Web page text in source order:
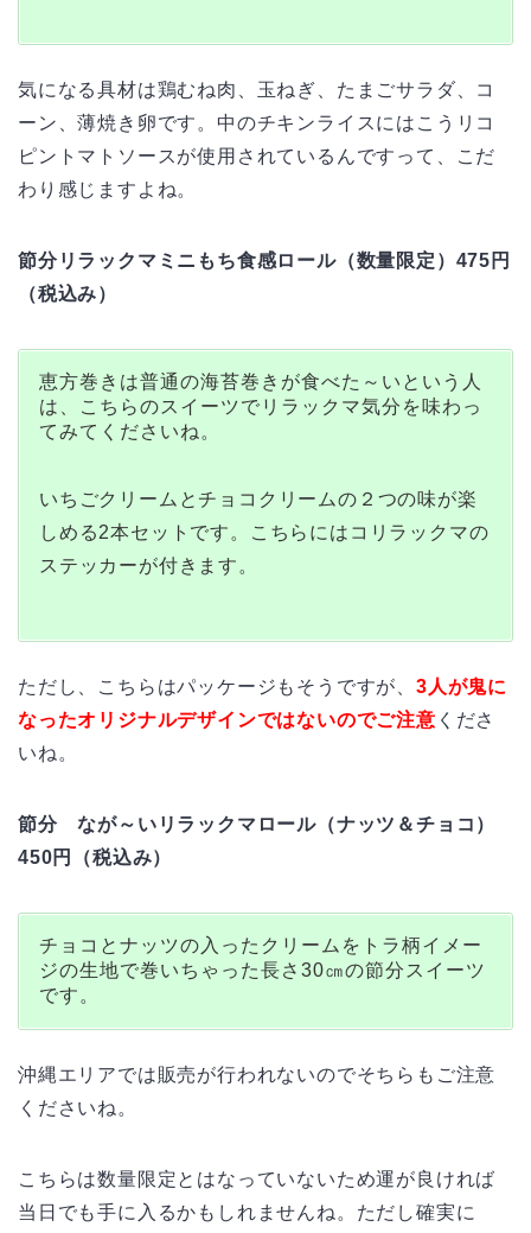
気になる具材は鶏むね肉、玉ねぎ、たまごサラダ、コ
ーン、薄焼き卵です。中のチキンライスにはこうリコ
ピントマトソースが使用されているんですって、こだ
わり感じますよね。
節分リラックマミニもち食感ロール（数量限定）475円
（税込み）
恵方巻きは普通の海苔巻きが食べた～いという人
は、こちらのスイーツでリラックマ気分を味わっ
てみてくださいね。
いちごクリームとチョコクリームの２つの味が楽
しめる2本セットです。こちらにはコリラックマの
ステッカーが付きます。
ただし、こちらはパッケージもそうですが、 3人が鬼に
なったオリジナルデザインではないのでご注意 くださ
いね。
節分 なが～いリラックマロール（ナッツ＆チョコ）
450円（税込み）
チョコとナッツの入ったクリームをトラ柄イメー
ジの生地で巻いちゃった長さ30㎝の節分スイーツ
です。
沖縄エリアでは販売が行われないのでそちらもご注意
くださいね。
こちらは数量限定とはなっていないため運が良ければ
当日でも手に入るかもしれませんね。ただし確実に